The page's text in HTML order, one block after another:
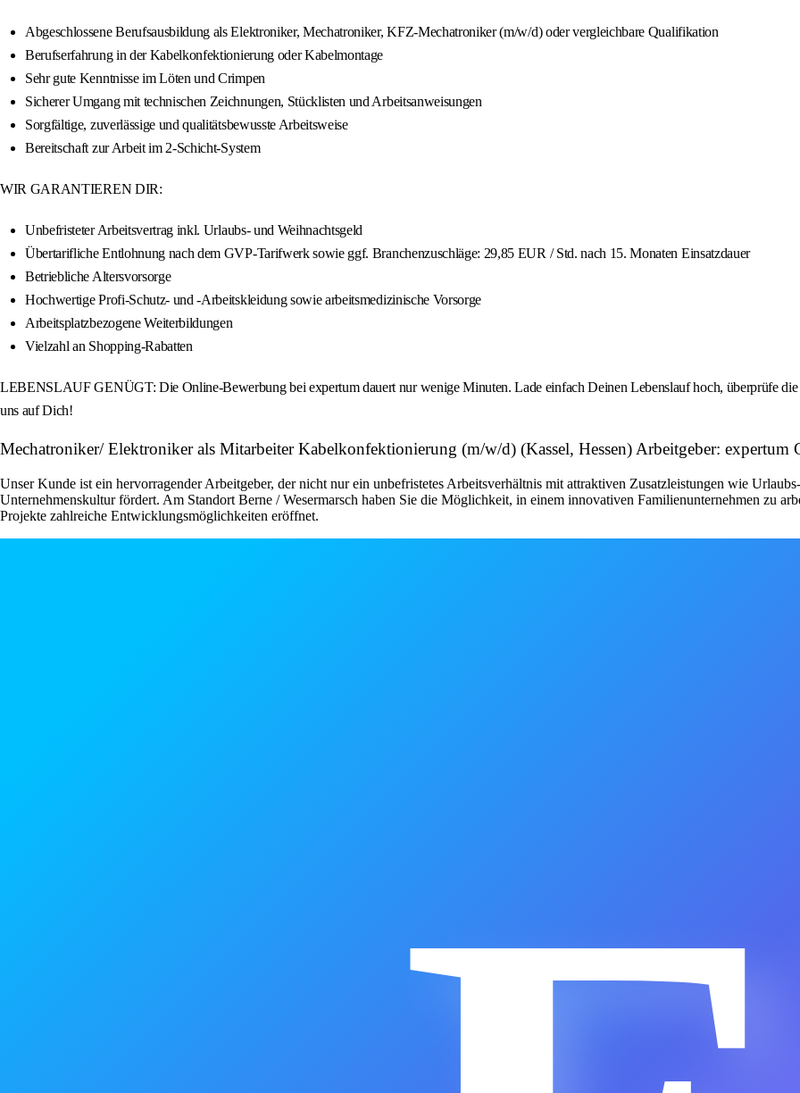
Abgeschlossene Berufsausbildung als Elektroniker, Mechatroniker, KFZ-Mechatroniker (m/w/d) oder vergleichbare Qualifikation
Berufserfahrung in der Kabelkonfektionierung oder Kabelmontage
Sehr gute Kenntnisse im Löten und Crimpen
Sicherer Umgang mit technischen Zeichnungen, Stücklisten und Arbeitsanweisungen
Sorgfältige, zuverlässige und qualitätsbewusste Arbeitsweise
Bereitschaft zur Arbeit im 2-Schicht-System
WIR GARANTIEREN DIR:
Unbefristeter Arbeitsvertrag inkl. Urlaubs- und Weihnachtsgeld
Übertarifliche Entlohnung nach dem GVP-Tarifwerk sowie ggf. Branchenzuschläge: 29,85 EUR / Std. nach 15. Monaten Einsatzdauer
Betriebliche Altersvorsorge
Hochwertige Profi-Schutz- und -Arbeitskleidung sowie arbeitsmedizinische Vorsorge
Arbeitsplatzbezogene Weiterbildungen
Vielzahl an Shopping-Rabatten
LEBENSLAUF GENÜGT: Die Online-Bewerbung bei expertum dauert nur wenige Minuten. Lade einfach Deinen Lebenslauf hoch, überprüfe
uns auf Dich!
Mechatroniker/ Elektroniker als Mitarbeiter Kabelkonfektionierung (m/w/d) (Kassel, Hessen) Arbeitgeber: expertum
Unser Kunde ist ein hervorragender Arbeitgeber, der nicht nur ein unbefristetes Arbeitsverhältnis mit attraktiven Zusatzleistungen wie
Unternehmenskultur fördert. Am Standort Berne / Wesermarsch haben Sie die Möglichkeit, in einem innovativen Familienunternehmen zu
Projekte zahlreiche Entwicklungsmöglichkeiten eröffnet.